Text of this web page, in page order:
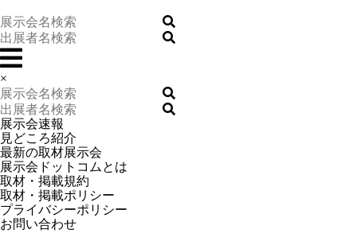
×
展示会速報
見どころ紹介
最新の取材展示会
展示会ドットコムとは
取材・掲載規約
取材・掲載ポリシー
プライバシーポリシー
お問い合わせ